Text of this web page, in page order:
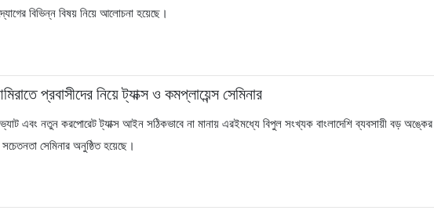
বিভিন্ন বিষয় নিয়ে আলোচনা হয়েছে।
প্রবাসীদের নিয়ে ট্যাক্স ও কমপ্লায়েন্স সেমিনার
এবং নতুন করপোরেট ট্যাক্স আইন সঠিকভাবে না মানায় এরইমধ্যে বিপুল সংখ্যক বাংলাদেশি ব্যবসায়ী বড়
সেমিনার অনুষ্ঠিত হয়েছে।